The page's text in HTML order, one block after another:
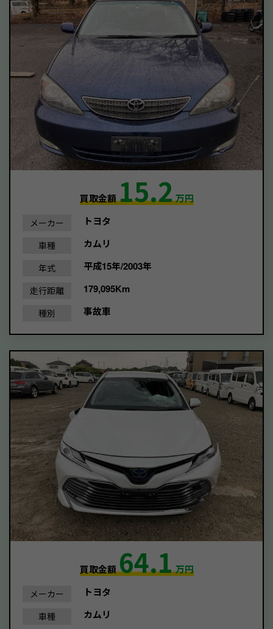
買取金額15.2万円
メーカー トヨタ
車種 カムリ
年式 平成15年/2003年
走行距離 179,095Km
種別 事故車
買取金額64.1万円
メーカー トヨタ
車種 カムリ